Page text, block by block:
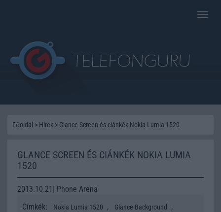
Toggle
Főoldal > Hírek > Glance Screen és ciánkék Nokia Lumia 1520
GLANCE SCREEN ÉS CIÁNKÉK NOKIA LUMIA
1520
2013.10.21| Phone Arena
Címkék:
Nokia Lumia 1520 , Glance Background ,